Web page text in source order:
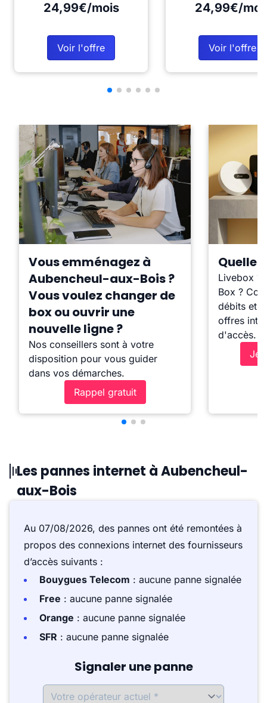
24,99€/mois
Voir l'offre
24,99€/
Voir l'offre
Vous emménagez à
Aubencheul-aux-Bois ?
Vous voulez changer de
box ou ouvrir une
nouvelle ligne ?
Nos conseillers sont à votre
disposition pour vous guider
dans vos démarches.
Rappel gratuit
Quelle
Livebox ?
Box ?
débits et
offres
d'accès.
Je
Les pannes internet à Aubencheul-
aux-Bois
Au 07/08/2026, des pannes ont été remontées à
propos des connexions internet des fournisseurs
d’accès suivants :
Bouygues Telecom : aucune panne signalée
Free : aucune panne signalée
Orange : aucune panne signalée
SFR : aucune panne signalée
Signaler une panne